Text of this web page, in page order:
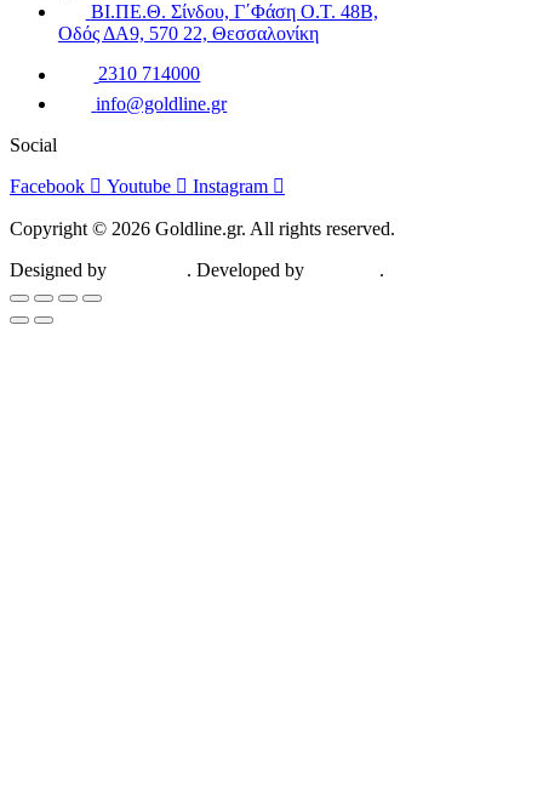
ΒΙ.ΠΕ.Θ. Σίνδου, Γ΄Φάση Ο.Τ. 48Β,
Οδός ΔΑ9, 570 22, Θεσσαλονίκη
2310 714000
info@goldline.gr
Social
Facebook Youtube Instagram
Copyright © 2026 Goldline.gr. All rights reserved.
Designed by
. Developed by .